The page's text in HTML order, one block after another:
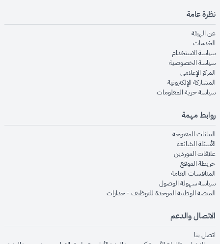
نظرة عامة
عن الهيئةopens in new window
الخدماتopens in new window
سياسة الاستخدام
سياسة الخصوصيةopens in new window
المركز الإعلاميopens in new window
المشاركة الإلكترونيةopens in new window
سياسة حرية المعلوماتopens in new window
روابط مهمة
البيانات المفتوحةopens in new window
الأسئلة الشائعةopens in new window
علاقات الموردينopens in new window
خريطة الموقعopens in new window
المنافسات العامةopens in new window
سياسة سهولة الوصولopens in new window
المنصة الوطنية الموحدة للتوظيف - جداراتopens in new window
الاتصال والدعم
اتصل بنا